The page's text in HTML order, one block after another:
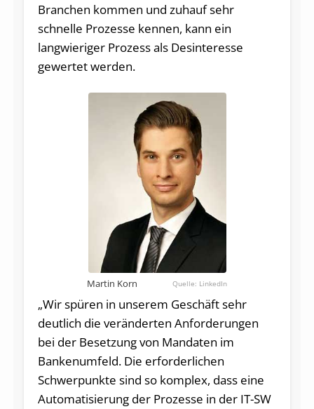
Branchen kommen und zuhauf sehr
schnelle Prozesse kennen, kann ein
langwieriger Prozess als Desinteresse
gewertet werden.
Martin Korn LinkedIn
„Wir spüren in unserem Geschäft sehr
deutlich die veränderten Anforderungen
bei der Besetzung von Mandaten im
Bankenumfeld. Die erforderlichen
Schwerpunkte sind so komplex, dass eine
Automatisierung der Prozesse in der IT-SW